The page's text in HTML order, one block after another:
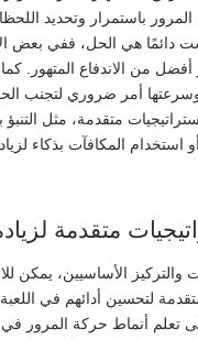
باستمرار وتحديد
دائمًا هي الحل، ففي بعض
من الاندفاع المتهور. كما
وسرعتها أمر ضروري لتجنب
متقدمة، مثل التنبؤ
استخدام المكافآت بذكاء
متقدمة
والتركيز الأساسيين، يمكن
لتحسين أدائهم في
تعلم أنماط حركة المرور